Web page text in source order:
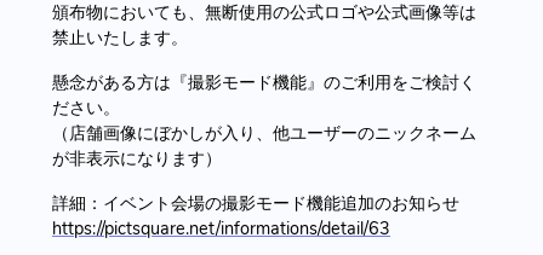
頒布物においても、無断使用の公式ロゴや公式画像等は
禁止いたします。
懸念がある方は『撮影モード機能』のご利用をご検討く
ださい。
（店舗画像にぼかしが入り、他ユーザーのニックネーム
が非表示になります）
詳細：イベント会場の撮影モード機能追加のお知らせ
https://pictsquare.net/informations/detail/63